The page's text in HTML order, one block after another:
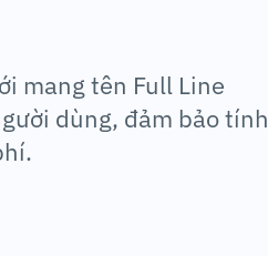
mang tên Full Line
dùng, đảm bảo tính